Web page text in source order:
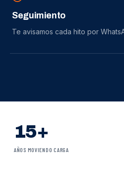
Seguimiento
Te avisamos cada hito por
15+
AÑOS MOVIENDO CARGA